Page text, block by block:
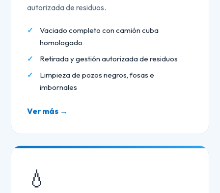
autorizada de residuos.
Vaciado completo con camión cuba
homologado
Retirada y gestión autorizada de residuos
Limpieza de pozos negros, fosas e
imbornales
Ver más →
💧